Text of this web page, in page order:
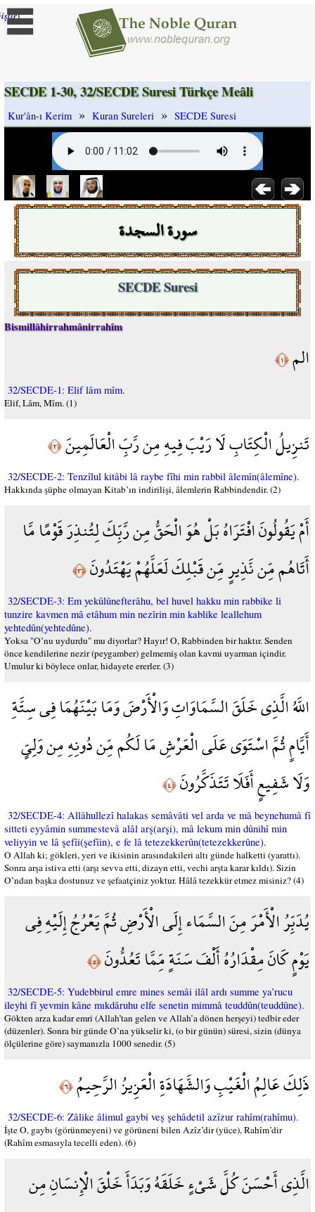
]
SECDE 1-30, 32/SECDE Suresi Türkçe Meâli
Kur'ân-ı Kerim » Kuran Sureleri » SECDE Suresi
سورة السجدة
SECDE Suresi
Bismillâhirrahmânirrahîm
الم﴿١﴾
32/SECDE-1: Elif lâm mîm.
Elif, Lâm, Mîm. (1)
تَنزِيلُ الْكِتَابِ لَا رَيْبَ فِيهِ مِن رَّبِّ الْعَالَمِينَ﴿٢﴾
32/SECDE-2: Tenzîlul kitâbi lâ raybe fîhi min rabbil âlemîn(âlemîne).
Hakkında şüphe olmayan Kitab’ın indirilişi, âlemlerin Rabbindendir. (2)
أَمْ يَقُولُونَ افْتَرَاهُ بَلْ هُوَ الْحَقُّ مِن رَّبِّكَ لِتُنذِرَ قَوْمًا مَّا
أَتَاهُم مِّن نَّذِيرٍ مِّن قَبْلِكَ لَعَلَّهُمْ يَهْتَدُونَ﴿٣﴾
32/SECDE-3: Em yekûlûnefterâhu, bel huvel hakku min rabbike li
tunzire kavmen mâ etâhum min nezîrin min kablike leallehum
yehtedûn(yehtedûne).
Yoksa "O’nu uydurdu" mu diyorlar? Hayır! O, Rabbinden bir haktır. Senden
önce kendilerine nezir (peygamber) gelmemiş olan kavmi uyarman içindir.
Umulur ki böylece onlar, hidayete ererler. (3)
اللَّهُ الَّذِي خَلَقَ السَّمَاوَاتِ وَالْأَرْضَ وَمَا بَيْنَهُمَا فِي سِتَّةِ
أَيَّامٍ ثُمَّ اسْتَوَى عَلَى الْعَرْشِ مَا لَكُم مِّن دُونِهِ مِن وَلِيٍّ
وَلَا شَفِيعٍ أَفَلَا تَتَذَكَّرُونَ﴿٤﴾
32/SECDE-4: Allâhullezî halakas semâvâti vel arda ve mâ beynehumâ fî
sitteti eyyâmin summestevâ alâl arş(arşi), mâ lekum min dûnihî min
veliyyin ve lâ şefîi(şefîin), e fe lâ tetezekkerûn(tetezekkerûne).
O Allah ki; gökleri, yeri ve ikisinin arasındakileri altı günde halketti (yarattı).
Sonra arşa istiva etti (arşı sevva etti, dizayn etti, vechi arşta karar kıldı). Sizin
O’ndan başka dostunuz ve şefaatçiniz yoktur. Hâlâ tezekkür etmez misiniz? (4)
يُدَبِّرُ الْأَمْرَ مِنَ السَّمَاء إِلَى الْأَرْضِ ثُمَّ يَعْرُجُ إِلَيْهِ فِي
يَوْمٍ كَانَ مِقْدَارُهُ أَلْفَ سَنَةٍ مِّمَّا تَعُدُّونَ﴿٥﴾
32/SECDE-5: Yudebbirul emre mines semâi ilâl ardı summe ya’rucu
ileyhi fî yevmin kâne mıkdâruhu elfe senetin mimmâ teuddûn(teuddûne).
Gökten arza kadar emri (Allah’tan gelen ve Allah’a dönen herşeyi) tedbir eder
(düzenler). Sonra bir günde O’na yükselir ki, (o bir günün) süresi, sizin (dünya
ölçülerine göre) saymanızla 1000 senedir. (5)
ذَلِكَ عَالِمُ الْغَيْبِ وَالشَّهَادَةِ الْعَزِيزُ الرَّحِيمُ﴿٦﴾
32/SECDE-6: Zâlike âlimul gaybi veş şehâdetil azîzur rahîm(rahîmu).
İşte O, gaybı (görünmeyeni) ve görüneni bilen Azîz’dir (yüce), Rahîm’dir
(Rahîm esmasıyla tecelli eden). (6)
الَّذِي أَحْسَنَ كُلَّ شَيْءٍ خَلَقَهُ وَبَدَأَ خَلْقَ الْإِنسَانِ مِن